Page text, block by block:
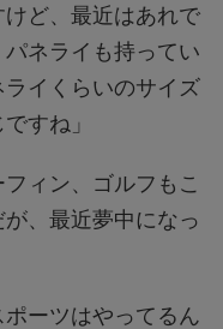
けど、最近はあれで
ネライも持ってい
イくらいのサイズ
すね」
ィン、ゴルフもこ
、最近夢中になっ
ーツはやってるん